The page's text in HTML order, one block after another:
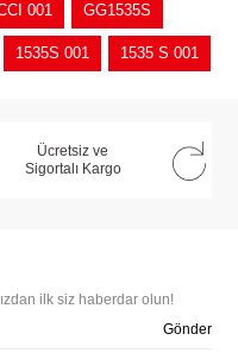
001 GG1535S
1535S 001 1535 S 001
Ücretsiz ve
Sigortalı Kargo
ilk siz haberdar olun!
Gönder